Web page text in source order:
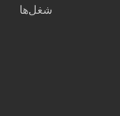
شغل‌ها